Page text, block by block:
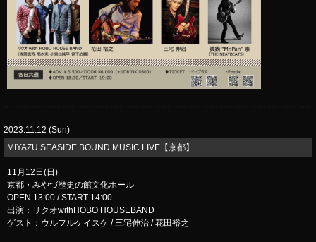
2023.11.12 (Sun)
​MIYAZU SEASIDE BOUND MUSIC LIVE【京都】
11月12日(日)
京都・みやづ歴史の館文化ホール
OPEN 13:00 / START 14:00
出演：リクオwithHOBO HOUSEBAND
ゲスト：ウルフルケイスケ / 三宅伸治 / 花田裕之